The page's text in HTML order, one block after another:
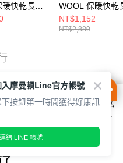
快乾長上
WOOL 保暖快乾
衣
NT$1,152
NT$2,880
cookie 方式之詳情，及若您不希
cookie 設定，請參閱本網站「
隱私
即表示您同意本公司得按本網站使
摩曼頓Line官方帳號
按鈕第一時間獲得好康訊
連結 LINE 帳號